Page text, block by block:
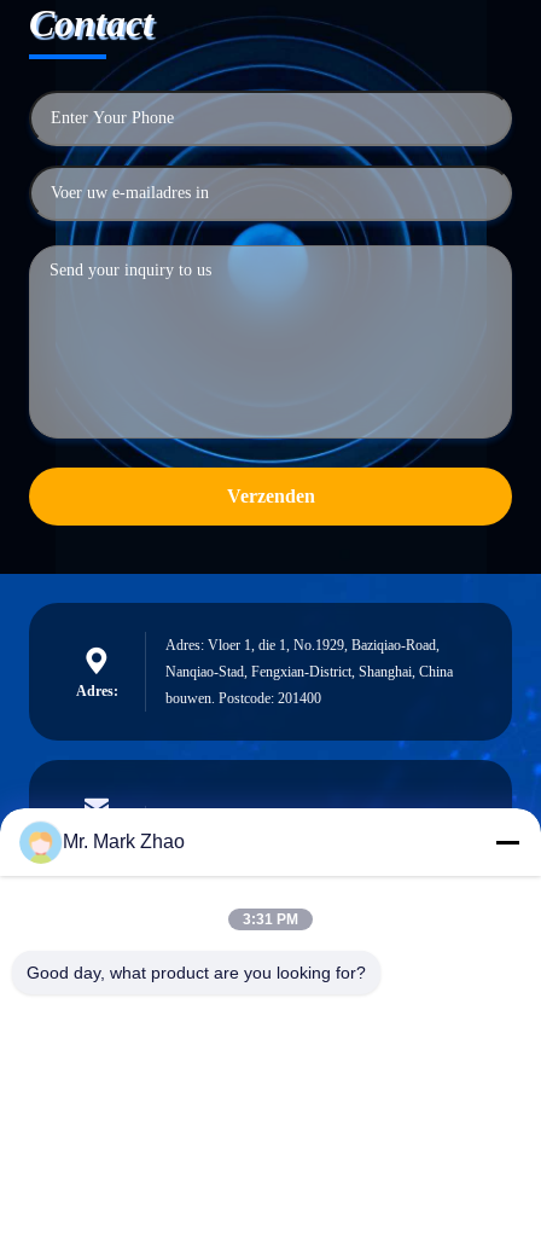
Contact
Verzenden
Adres:
Adres: Vloer 1, die 1, No.1929, Baziqiao-Road,
Nanqiao-Stad, Fengxian-District, Shanghai, China
bouwen. Postcode: 201400
E-mail
Telefoon:
Mr. Mark Zhao
3:31 PM
Good day, what product are you looking for?